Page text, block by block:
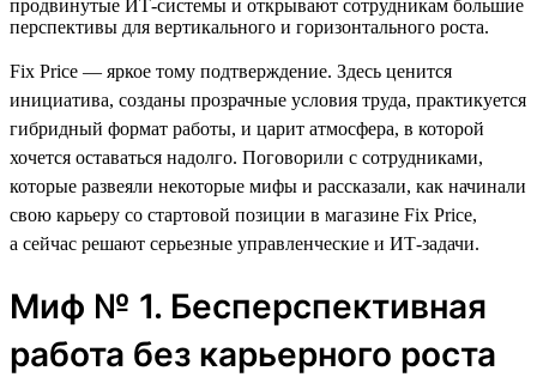
продвинутые ИТ-системы и открывают сотрудникам большие
перспективы для вертикального и горизонтального роста.
Fix Price — яркое тому подтверждение. Здесь ценится
инициатива, созданы прозрачные условия труда, практикуется
гибридный формат работы, и царит атмосфера, в которой
хочется оставаться надолго. Поговорили с сотрудниками,
которые развеяли некоторые мифы и рассказали, как начинали
свою карьеру со стартовой позиции в магазине Fix Price,
а сейчас решают серьезные управленческие и ИТ-задачи.
Миф № 1. Бесперспективная
работа без карьерного роста